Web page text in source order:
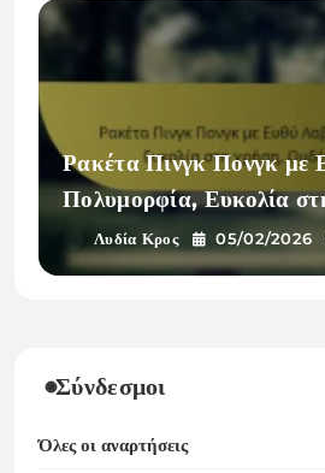
Ρακέτα Πινγκ Πονγκ με
Πολυμορφία, Ευκολία
Ουδέτερη λαβή
Λυδία Κρος 05/02/2026
Σύνδεσμοι
Όλες οι αναρτήσεις